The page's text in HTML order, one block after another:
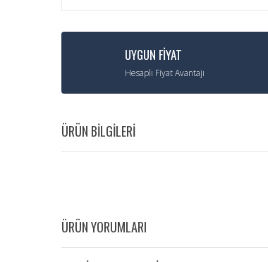
UYGUN FİYAT
Hesaplı Fiyat Avantajı
ÜRÜN BİLGİLERİ
ÜRÜN YORUMLARI